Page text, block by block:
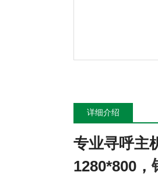
详细介绍
专业寻呼主
1280*800，